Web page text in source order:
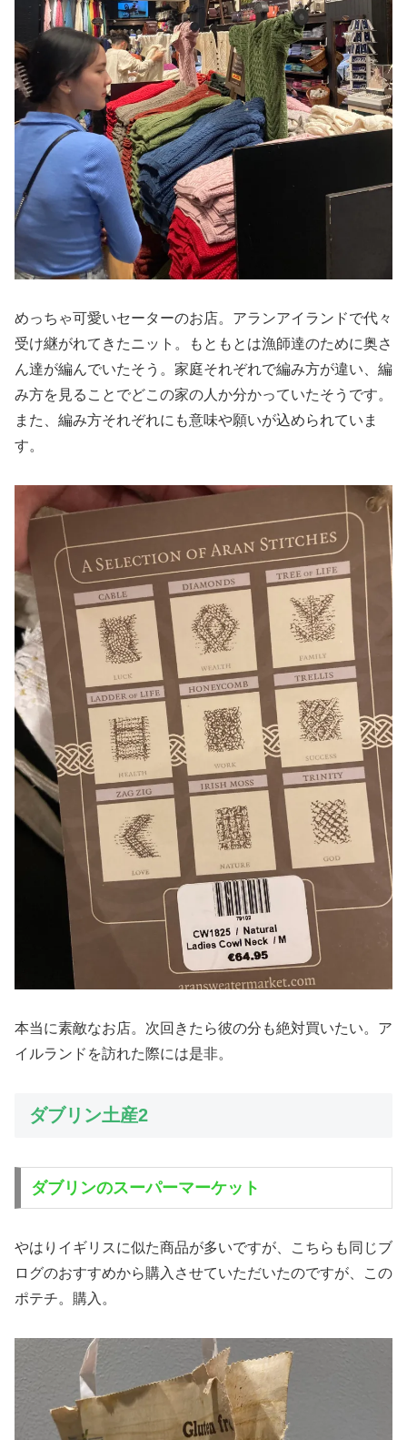
めっちゃ可愛いセーターのお店。アランアイランドで代々
受け継がれてきたニット。もともとは漁師達のために奥さ
ん達が編んでいたそう。家庭それぞれで編み方が違い、編
み方を見ることでどこの家の人か分かっていたそうです。
また、編み方それぞれにも意味や願いが込められていま
す。
本当に素敵なお店。次回きたら彼の分も絶対買いたい。ア
イルランドを訪れた際には是非。
ダブリン土産2
ダブリンのスーパーマーケット
やはりイギリスに似た商品が多いですが、こちらも同じブ
ログのおすすめから購入させていただいたのですが、この
ポテチ。購入。